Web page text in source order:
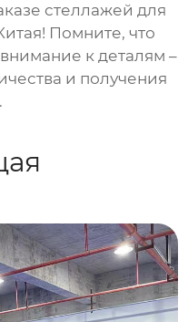
стеллажей для
Помните, что
к деталям –
и получения